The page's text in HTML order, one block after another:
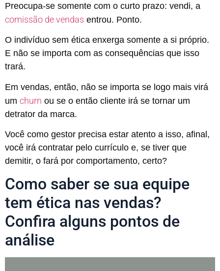
Preocupa-se somente com o curto prazo: vendi, a
comissão de vendas entrou. Ponto.
O indivíduo sem ética enxerga somente a si próprio.
E não se importa com as consequências que isso
trará.
Em vendas, então, não se importa se logo mais virá
um churn ou se o então cliente irá se tornar um
detrator da marca.
Você como gestor precisa estar atento a isso, afinal,
você irá contratar pelo currículo e, se tiver que
demitir, o fará por comportamento, certo?
Como saber se sua equipe
tem ética nas vendas?
Confira alguns pontos de
análise